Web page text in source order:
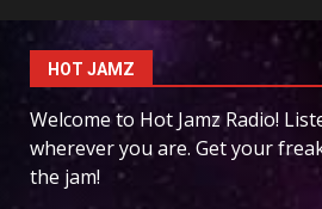
HOT JAMZ
Welcome to Hot Jamz Radio!
wherever you are. Get your
the jam!